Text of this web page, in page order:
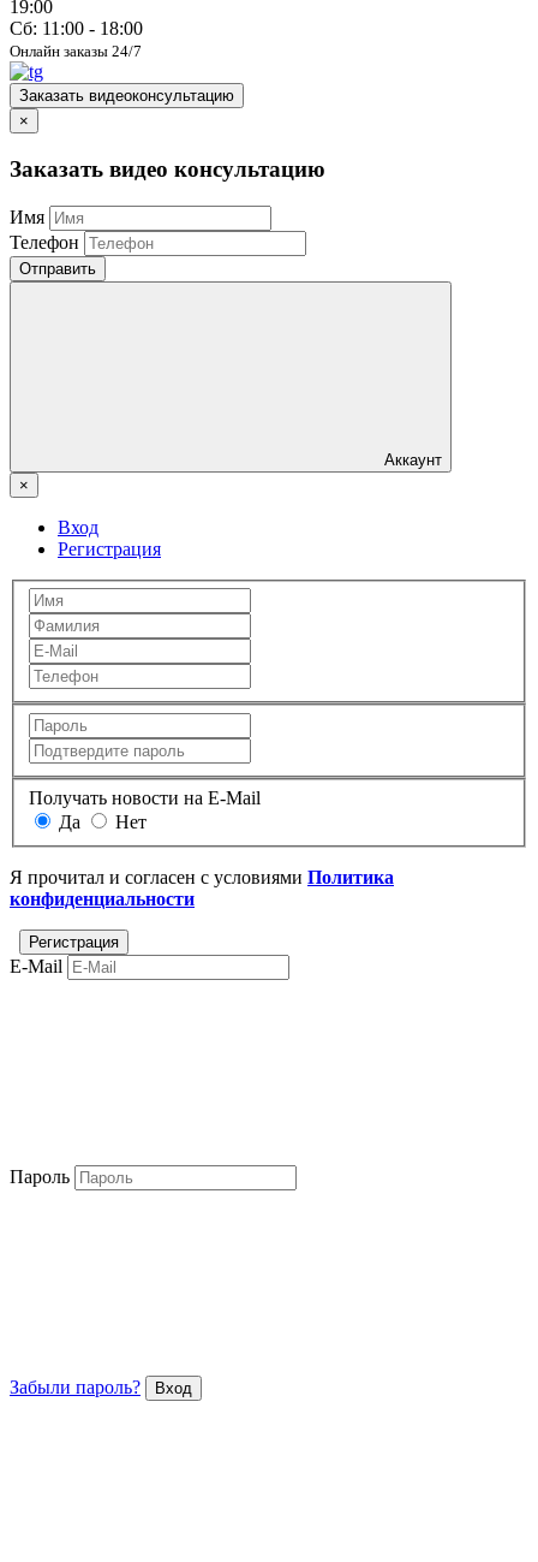
19:00
Сб: 11:00 - 18:00
Онлайн заказы 24/7
Заказать видеоконсультацию
×
Заказать видео консультацию
Имя
Телефон
Отправить
Аккаунт
×
Вход
Регистрация
Получать новости на E-Mail
Да
Нет
Я прочитал и согласен с условиями Политика
конфиденциальности
E-Mail
Пароль
Забыли пароль?